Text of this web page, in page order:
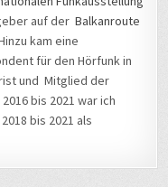
auf derBalkanroute
kam eine
für den Hörfunk in
und Mitglied der
bis 2021 war ich
bis 2021 als